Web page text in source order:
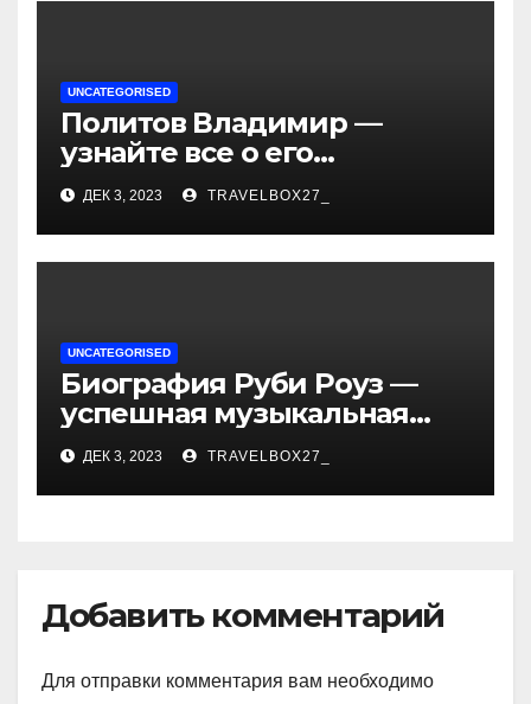
UNCATEGORISED
Политов Владимир —
узнайте все о его
биографии, возрасте и
впечатляющих
достижениях!
ДЕК 3, 2023 TRAVELBOX27_
UNCATEGORISED
Биография Руби Роуз —
успешная музыкальная
карьера, личная жизнь и
знаковые достижения
ДЕК 3, 2023 TRAVELBOX27_
Добавить комментарий
Для отправки комментария вам необходимо